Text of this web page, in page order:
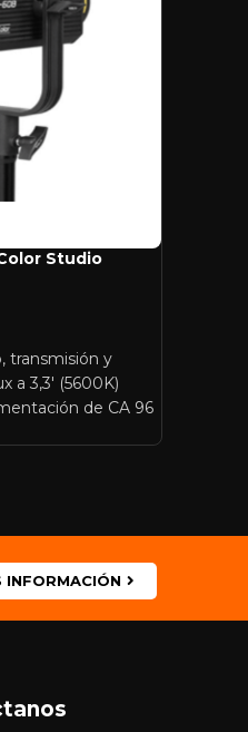
Studio
transmisión y
a 3,3′ (5600K)
de CA 96
INFORMACIÓN